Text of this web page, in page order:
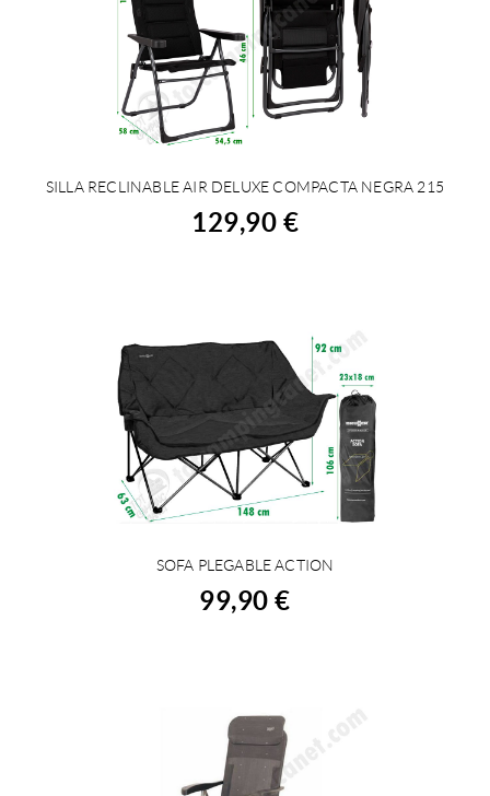
COMPRAR
SILLA RECLINABLE AIR DELUXE COMPACTA NEGRA 215
129,90 €
COMPRAR
SOFA PLEGABLE ACTION
99,90 €